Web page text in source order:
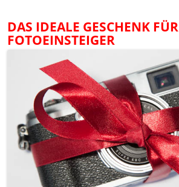
DAS IDEALE GESCHENK FÜR
FOTOEINSTEIGER